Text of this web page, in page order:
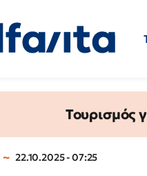
Τουρισμός
22.10.2025 - 07:25